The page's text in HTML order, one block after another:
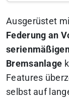
Ausgerüstet
Federung an
Bremsanlage
Features
selbst auf